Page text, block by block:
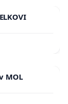
MOL